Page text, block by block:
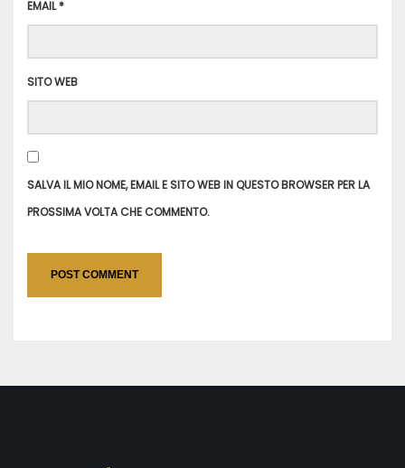
EMAIL*
SITO WEB
SALVA IL MIO NOME, EMAIL E SITO WEB IN QUESTO BROWSER PER LA
PROSSIMA VOLTA CHE COMMENTO.